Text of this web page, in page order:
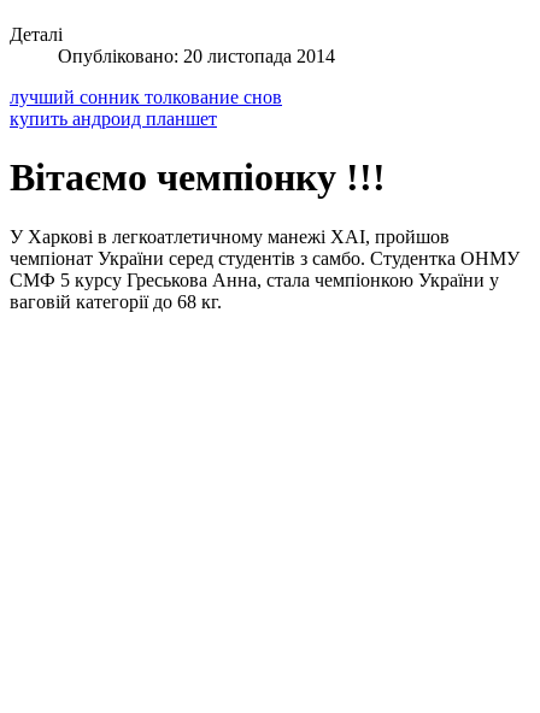
Деталі
Опубліковано: 20 листопада 2014
лучший сонник толкование снов
купить андроид планшет
Вітаємо чемпіонку !!!
У Харкові в легкоатлетичному манежі ХАІ, пройшов
чемпіонат України серед студентів з самбо. Студентка ОНМУ
СМФ 5 курсу Греськова Анна, стала чемпіонкою України у
ваговій категорії до 68 кг.